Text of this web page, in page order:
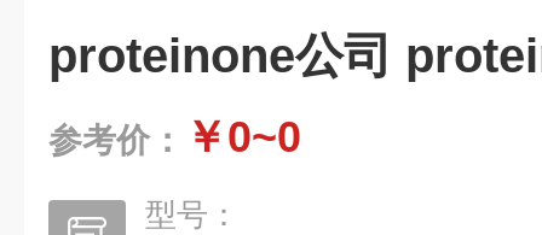
proteinone公司
参考价： ￥0~0
型号：